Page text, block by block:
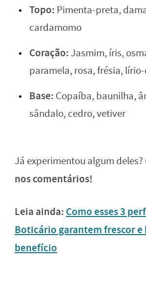
Topo: Pimenta-preta,
cardamomo
Coração: Jasmim, íris,
paramela, rosa, frésia,
Base: Copaíba, baunilha,
sândalo, cedro, vetiver
Já experimentou algum deles?
nos comentários!
Leia ainda: Como esses 3
Boticário garantem frescor e
benefício